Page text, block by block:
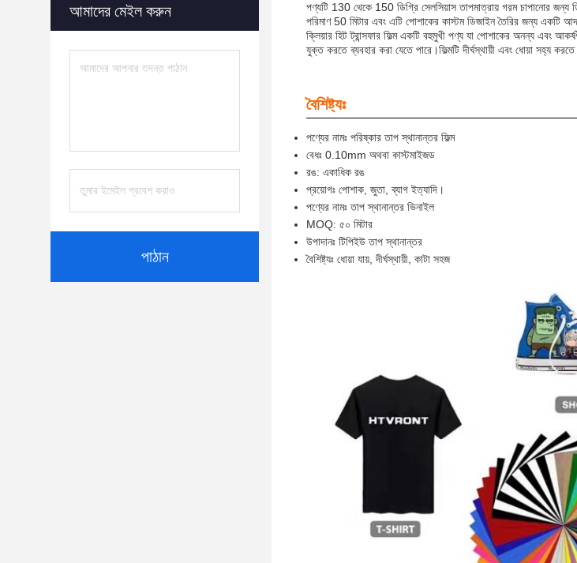
আমাদের মেইল ​​করুন
পাঠান
পণ্যটি 130 থেকে 150 ডিগ্রি সেলসিয়াস তাপমাত্রায় গরম চাপানোর জন্য
পরিমাণ 50 মিটার এবং এটি পোশাকের কাস্টম ডিজাইন তৈরির জন্য একটি
ক্লিয়ার হিট ট্রান্সফার ফিল্ম একটি বহুমুখী পণ্য যা পোশাকের অনন্য এবং
যুক্ত করতে ব্যবহার করা যেতে পারে।ফিল্মটি দীর্ঘস্থায়ী এবং ধোয়া সহ্য
বৈশিষ্ট্যঃ
পণ্যের নামঃ পরিষ্কার তাপ স্থানান্তর ফিল্ম
বেধঃ 0.10mm অথবা কাস্টমাইজড
রঙ: একাধিক রঙ
প্রয়োগঃ পোশাক, জুতা, ব্যাগ ইত্যাদি।
পণ্যের নামঃ তাপ স্থানান্তর ভিনাইল
MOQ: ৫০ মিটার
উপাদানঃ টিপিইউ তাপ স্থানান্তর
বৈশিষ্ট্যঃ ধোয়া যায়, দীর্ঘস্থায়ী, কাটা সহজ